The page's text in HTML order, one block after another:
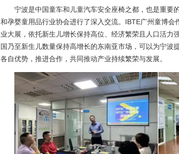
宁波是中国童车和儿童汽车安全座椅之都，也是重要
和孕婴童用品行业协会进行了深入交流。IBTE广州童博
业大展，依托新生儿增长保持高位、经济繁荣且人口活力
国乃至新生儿数量保持高增长的东南亚市场，可以为宁波
各自优势，推进合作，共同推动产业持续繁荣与发展。